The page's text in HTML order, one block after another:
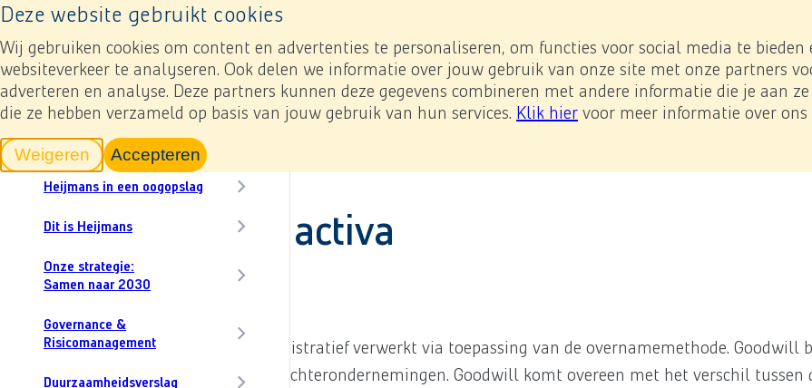
Deze website gebruikt cookies
Wij gebruiken cookies om content en advertenties te personaliseren, om functies voor social media te bieden
websiteverkeer te analyseren. Ook delen we informatie over jouw gebruik van onze site met onze partners
adverteren en analyse. Deze partners kunnen deze gegevens combineren met andere informatie die je aan
die ze hebben verzameld op basis van jouw gebruik van hun services. Klik hier voor meer informatie over ons
Weigerentracking scripts
Accepterentracking scripts, de pagina zal ververst worden.
Naar home pagina
ResultatenJaarverslagen
CO₂-Prestatieladder
Content menu, selecting an article item reloads the page.
Naar home pagina
In dit verslag
Woord van onze CEO
Heijmans in een oogopslag
Dit is Heijmans
Onze strategie:
Samen naar 2030
Governance &
Risicomanagement
Duurzaamheidsverslag
Jaarverslag 2024 Jaarrekening
(10) lmmateriële activa
Alle bedrijfscombinaties worden administratief verwerkt via toepassing van de overnamemethode. Goodwill
dat voortvloeit uit de overname van dochterondernemingen. Goodwill komt overeen met het verschil tussen
Download